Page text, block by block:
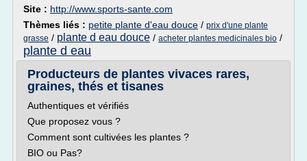
Site : http://www.sports-sante.com
Thèmes liés : petite plante d'eau douce / prix d'une plante
grasse / plante d eau douce / acheter plantes medicinales bio /
plante d eau
Producteurs de plantes vivaces rares,
graines, thés et tisanes
Authentiques et vérifiés
Que proposez vous ?
Comment sont cultivées les plantes ?
BIO ou Pas?